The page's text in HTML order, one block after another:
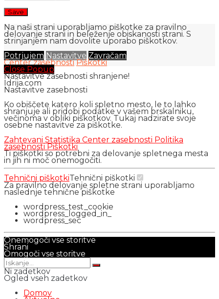
Na naši strani uporabljamo piškotke za pravilno
delovanje strani in beleženje obiskanosti strani. S
strinjanjem nam dovolite uporabo piškotkov.
Potrjujem Nastavitve Zavračam
Center zasebnosti Piškotki
Close Popup
Nastavitve zasebnosti shranjene!
Idrija.com
Nastavitve zasebnosti
Ko obiščete katero koli spletno mesto, le to lahko
shranjuje ali pridobi podatke v vašem brskalniku,
večinoma v obliki piškotkov. Tukaj nadzirate svoje
osebne nastavitve za piškotke.
Zahtevani Statistika Center zasebnosti Politika
zasebnostiPiškotki
Ti piškotki so potrebni za delovanje spletnega mesta
in jih ni moč onemogočiti.
Tehnični piškotkiTehnični piškotki
Za pravilno delovanje spletne strani uporabljamo
naslednje tehnične piškotke
wordpress_test_cookie
wordpress_logged_in_
wordpress_sec
Onemogoči vse storitve
Shrani
Omogoči vse storitve
Ni zadetkov
Ogled vseh zadetkov
Domov